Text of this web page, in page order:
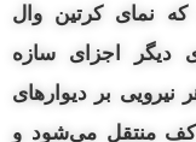
نمای کرتین وال
دیگر اجزای سازه
بر دیوارهای
کف منتقل می‌شود و